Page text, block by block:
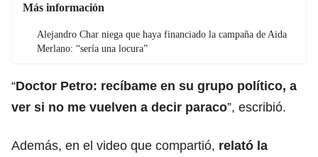
Más información
Alejandro Char niega que haya financiado la campaña de Aida
Merlano: “sería una locura”
“Doctor Petro: recíbame en su grupo político, a
ver si no me vuelven a decir paraco”, escribió.
Además, en el video que compartió, relató la